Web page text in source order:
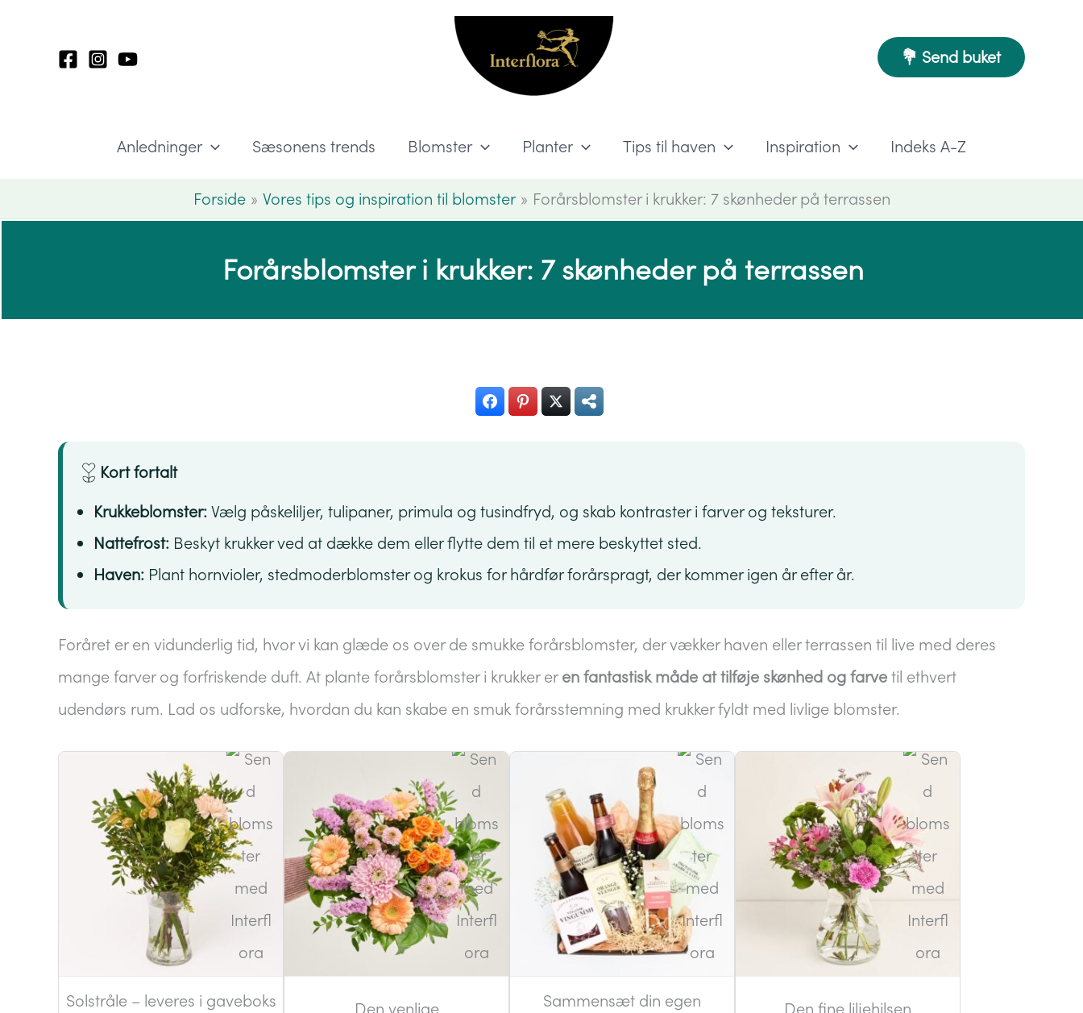
💐 Send buket
Anledninger Sæsonens trends Blomster Planter Tips til haven Inspiration Indeks A-Z
Forside Vores tips og inspiration til blomster Forårsblomster i krukker: 7 skønheder på terrassen
Forårsblomster i krukker: 7 skønheder på terrassen
Kort fortalt
Krukkeblomster:Vælg påskeliljer, tulipaner, primula og tusindfryd, og skab kontraster i farver og teksturer.
Nattefrost: Beskyt krukker ved at dække dem eller flytte dem til et mere beskyttet sted.
Haven: Plant hornvioler, stedmoderblomster og krokus for hårdfør forårspragt, der kommer igen år efter år.
Foråret er en vidunderlig tid, hvor vi kan glæde os over de smukke forårsblomster, der vækker haven eller terrassen til live med deres
mange farver og forfriskende duft. At plante forårsblomster i krukker eren fantastisk måde at tilføje skønhed og farvetil ethvert
udendørs rum. Lad os udforske, hvordan du kan skabe en smuk forårsstemning med krukker fyldt med livlige blomster.
Solstråle – leveres i gaveboks
Sammensæt din egen